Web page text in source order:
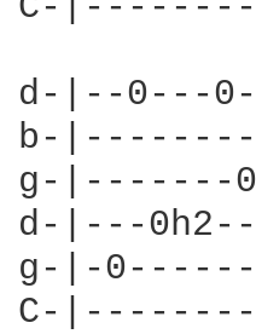
d-|--0---
b-
g-|-------
d-|---
g-|-
C-